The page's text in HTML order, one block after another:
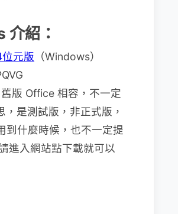
紹：
元版 （Windows）
版 Office 相容，不一定
是測試版，非正式版，
到什麼時候，也不一定提
進入網站點下載就可以